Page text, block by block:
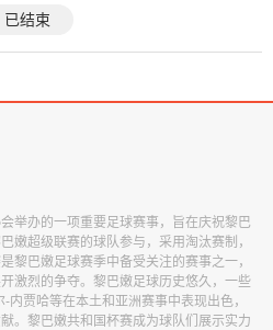
已结束
举办的一项重要足球赛事，旨在庆祝黎巴
嫩超级联赛的球队参与，采用淘汰赛制，
黎巴嫩足球赛季中备受关注的赛事之一，
激烈的争夺。黎巴嫩足球历史悠久，一些
贾哈等在本土和亚洲赛事中表现出色，
。黎巴嫩共和国杯赛成为球队们展示实力